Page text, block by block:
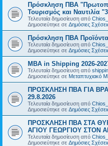
Πρόσκληση ΠΒΑ
Τουρισμός και Ναυτιλία
Τελευταία δημοσίευση από
Δημοσιεύτηκε σε Δημόσιες
Πρόσκληση ΠΒΑ Προϊόντα
Τελευταία δημοσίευση από
Δημοσιεύτηκε σε Δημόσιες
MBA in Shipping 2026-
Τελευταία δημοσίευση από
Δημοσιεύτηκε σε Μεταπτυχιακό
ΠΡΟΣΚΛΗΣΗ ΠΒΑ ΓΙΑ
29.8.2026
Τελευταία δημοσίευση από
Δημοσιεύτηκε σε Δημόσιες
ΠΡΟΣΚΛΗΣΗ ΠΒΑ ΣΤΑ
ΑΓΙΟΥ ΓΕΩΡΓΙΟΥ ΣΤΟΝ
Τελευταία δημοσίευση από
Δημοσιεύτηκε σε Δημόσιες